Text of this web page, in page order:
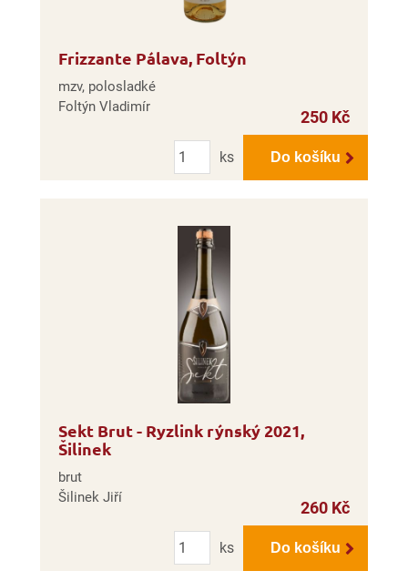
Frizzante Pálava, Foltýn
mzv, polosladké
Foltýn Vladimír
250 Kč
Počet
ks
Do košíku
Sekt Brut - Ryzlink rýnský 2021,
Šilinek
brut
Šilinek Jiří
260 Kč
Počet
ks
Do košíku